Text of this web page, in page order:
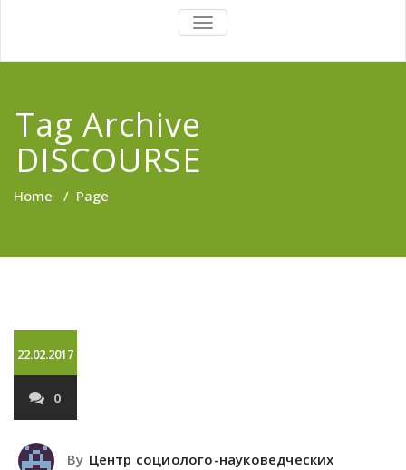
TOGGLE
NAVIGATION
Tag Archive
DISCOURSE
Home / Page
22.02.2017
0
By Центр социолого-науковедческих